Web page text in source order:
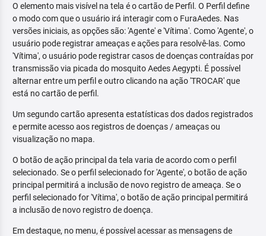
O elemento mais visível na tela é o cartão de Perfil. O Perfil define
o modo com que o usuário irá interagir com o FuraAedes. Nas
versões iniciais, as opções são: 'Agente' e 'Vítima'. Como 'Agente', o
usuário pode registrar ameaças e ações para resolvê-las. Como
'Vítima', o usuário pode registrar casos de doenças contraídas por
transmissão via picada do mosquito Aedes Aegypti. É possível
alternar entre um perfil e outro clicando na ação 'TROCAR' que
está no cartão de perfil.
Um segundo cartão apresenta estatísticas dos dados registrados
e permite acesso aos registros de doenças / ameaças ou
visualização no mapa.
O botão de ação principal da tela varia de acordo com o perfil
selecionado. Se o perfil selecionado for 'Agente', o botão de ação
principal permitirá a inclusão de novo registro de ameaça. Se o
perfil selecionado for 'Vítima', o botão de ação principal permitirá
a inclusão de novo registro de doença.
Em destaque, no menu, é possível acessar as mensagens de